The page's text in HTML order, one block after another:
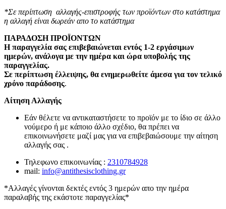
*Σε περίπτωση αλλαγής-επιστροφής των προϊόντων στο κατάστημα
η αλλαγή είναι δωρεάν απο το κατάστημα
ΠΑΡΑΔΟΣΗ ΠΡΟΪΟΝΤΩΝ
Η παραγγελία σας επιβεβαιώνεται εντός 1-2 εργάσιμων
ημερών, ανάλογα με την ημέρα και ώρα υποβολής της
παραγγελίας.
Σε περίπτωση έλλειψης, θα ενημερωθείτε άμεσα για τον τελικό
χρόνο παράδοσης.
Αίτηση Αλλαγής
Εάν θέλετε να αντικαταστήσετε το προϊόν με το ίδιο σε άλλο
νούμερο ή με κάποιο άλλο σχέδιο, θα πρέπει να
επικοινωνήσετε μαζί μας για να επιβεβαιώσουμε την αίτηση
αλλαγής σας .
Τηλεφωνο επικοινωνίας : 2310784928
mail: info@antithesisclothing.gr
*Αλλαγές γίνονται δεκτές εντός 3 ημερών απο την ημέρα
παραλαβής της εκάστοτε παραγγελίας*